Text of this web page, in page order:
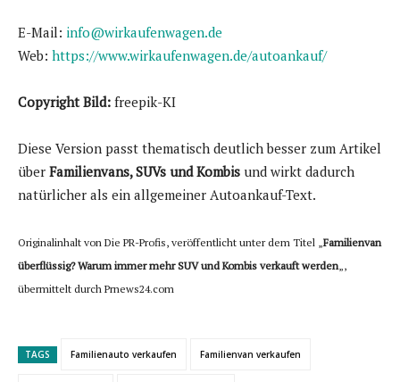
E-Mail: info@wirkaufenwagen.de
Web: https://www.wirkaufenwagen.de/autoankauf/
Copyright Bild: freepik-KI
Diese Version passt thematisch deutlich besser zum Artikel
über Familienvans, SUVs und Kombis und wirkt dadurch
natürlicher als ein allgemeiner Autoankauf-Text.
Originalinhalt von Die PR-Profis, veröffentlicht unter dem Titel „ Familienvan
überflüssig? Warum immer mehr SUV und Kombis verkauft werden „,
übermittelt durch Prnews24.com
TAGS Familienauto verkaufen Familienvan verkaufen